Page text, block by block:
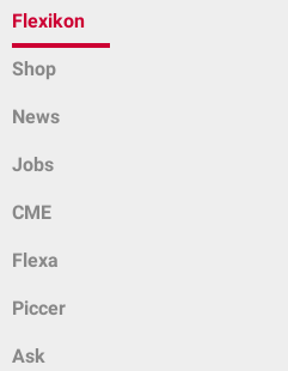
Flexikon
Shop
News
Jobs
CME
Flexa
Piccer
Ask